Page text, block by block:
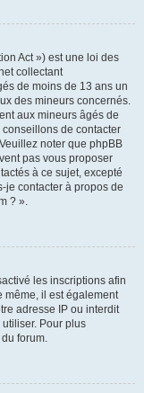
Act ») est une loi des
collectant
de moins de 13 ans un
des mineurs concernés.
aux mineurs âgés de
de contacter
noter que phpBB
pas vous proposer
à ce sujet, excepté
je contacter à propos de
? ».
les inscriptions afin
même, il est également
adresse IP ou interdit
utiliser. Pour plus
forum.